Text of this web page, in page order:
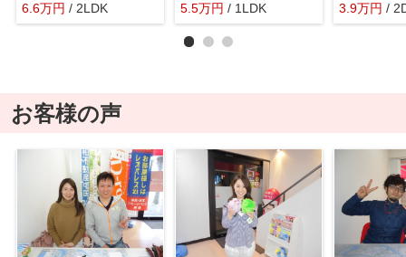
6.6万円 / 2LDK
5.5万円 / 1LDK
3.9万円 /
お客様の声